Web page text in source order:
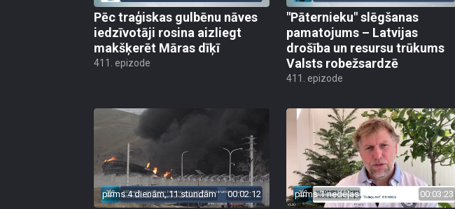
Pēc traģiskas gulbēnu nāves
iedzīvotāji rosina aizliegt
makšķerēt Māras dīķī
411. epizode
"Pāternieku" slēgšanas
pamatojums – Latvijas
drošība un resursu trūkums
Valsts robežsardzē
411. epizode
pirms 4 dienām, 11 stundām 00:02:12 pirms 1 nedēļas 00:03:23